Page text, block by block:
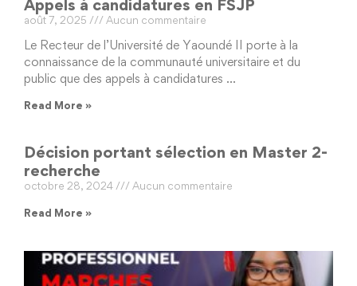
Appels à candidatures en FSJP
août 7, 2025 Aucun commentaire
Le Recteur de l’Université de Yaoundé II porte à la
connaissance de la communauté universitaire et du
public que des appels à candidatures …
Read More »
Décision portant sélection en Master 2-
recherche
octobre 28, 2024 Aucun commentaire
Read More »